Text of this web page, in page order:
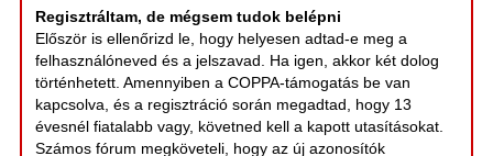
Regisztráltam, de mégsem tudok belépni
Először is ellenőrizd le, hogy helyesen adtad-e meg a
felhasználóneved és a jelszavad. Ha igen, akkor két dolog
történhetett. Amennyiben a COPPA-támogatás be van
kapcsolva, és a regisztráció során megadtad, hogy 13
évesnél fiatalabb vagy, követned kell a kapott utasításokat.
Számos fórum megköveteli, hogy az új azonosítók